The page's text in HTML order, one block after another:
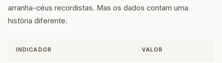
arranha-céus recordistas. Mas os dados contam uma
história diferente.
INDICADOR VALOR